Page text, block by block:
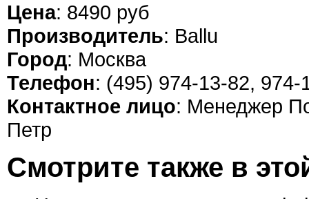
Цена: 8490 руб
Производитель: Ballu
Город: Москва
Телефон: (495) 974-13-82, 974-
Контактное лицо: Менеджер
Петр
Смотрите также в